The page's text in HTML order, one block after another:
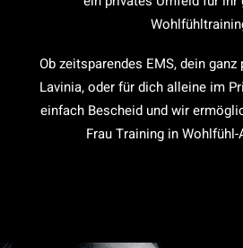
Ob zeitsparendes EMS, dein
Lavinia, oder für dich alleine im
einfach Bescheid und wir
Frau Training in